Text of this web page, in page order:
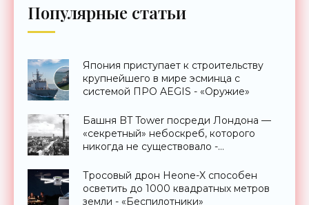
Популярные статьи
Япония приступает к строительству
крупнейшего в мире эсминца с
системой ПРО AEGIS - «Оружие»
Башня BT Tower посреди Лондона —
«секретный» небоскреб, которого
никогда не существовало -
Тросовый дрон Heone-X способен
осветить до 1000 квадратных метров
земли - «Беспилотники»